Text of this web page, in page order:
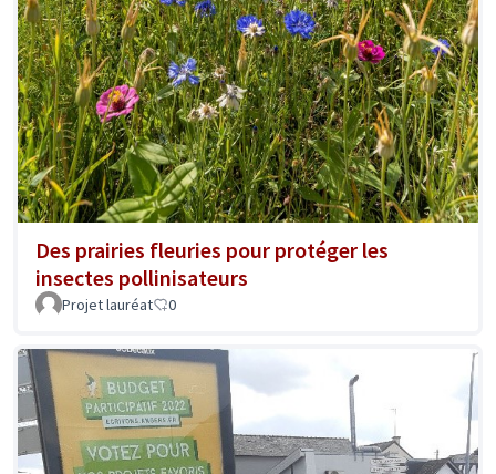
Des prairies fleuries pour protéger les
insectes pollinisateurs
Projet lauréat 0